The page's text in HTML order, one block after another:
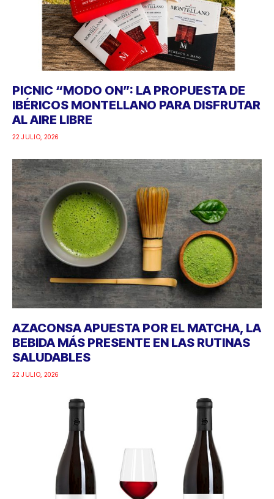
PICNIC “MODO ON”: LA PROPUESTA DE
IBÉRICOS MONTELLANO PARA DISFRUTAR
AL AIRE LIBRE
22 JULIO, 2026
AZACONSA APUESTA POR EL MATCHA, LA
BEBIDA MÁS PRESENTE EN LAS RUTINAS
SALUDABLES
22 JULIO, 2026